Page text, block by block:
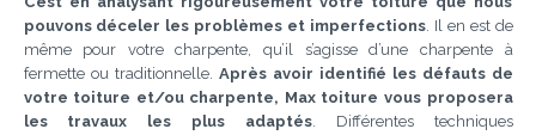
pouvons déceler les problèmes et imperfections. Il en est de
même pour votre charpente, qu’il s’agisse d’une charpente à
fermette ou traditionnelle. Après avoir identifié les défauts de
votre toiture et/ou charpente, Max toiture vous proposera
les travaux les plus adaptés. Différentes techniques